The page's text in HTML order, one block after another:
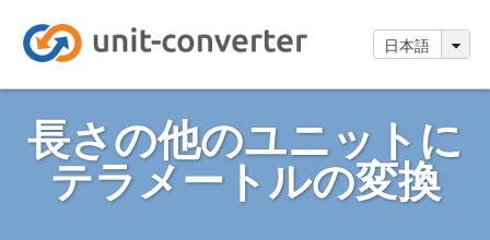
日本語
長さの他のユニットに
テラメートルの変換